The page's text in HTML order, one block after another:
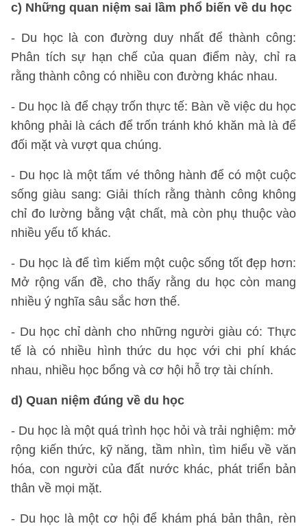
c) Những quan niệm sai lầm phổ biến về du học
- Du học là con đường duy nhất để thành công:
Phân tích sự hạn chế của quan điểm này, chỉ ra
rằng thành công có nhiều con đường khác nhau.
- Du học là để chạy trốn thực tế: Bàn về việc du học
không phải là cách để trốn tránh khó khăn mà là để
đối mặt và vượt qua chúng.
- Du học là một tấm vé thông hành để có một cuộc
sống giàu sang: Giải thích rằng thành công không
chỉ đo lường bằng vật chất, mà còn phụ thuộc vào
nhiều yếu tố khác.
- Du học là để tìm kiếm một cuộc sống tốt đẹp hơn:
Mở rộng vấn đề, cho thấy rằng du học còn mang
nhiều ý nghĩa sâu sắc hơn thế.
- Du học chỉ dành cho những người giàu có: Thực
tế là có nhiều hình thức du học với chi phí khác
nhau, nhiều học bổng và cơ hội hỗ trợ tài chính.
d) Quan niệm đúng về du học
- Du học là một quá trình học hỏi và trải nghiệm: mở
rộng kiến thức, kỹ năng, tầm nhìn, tìm hiểu về văn
hóa, con người của đất nước khác, phát triển bản
thân về mọi mặt.
- Du học là một cơ hội để khám phá bản thân, rèn